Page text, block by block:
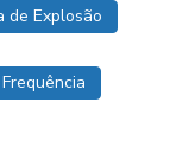
de Explosão